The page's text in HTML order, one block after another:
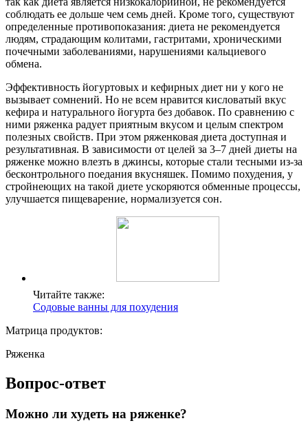
соблюдать ее дольше чем семь дней. Кроме того, существуют
определенные противопоказания: диета не рекомендуется
людям, страдающим колитами, гастритами, хроническими
почечными заболеваниями, нарушениями кальциевого
обмена.
Эффективность йогуртовых и кефирных диет ни у кого не
вызывает сомнений. Но не всем нравится кисловатый вкус
кефира и натурального йогурта без добавок. По сравнению с
ними ряженка радует приятным вкусом и целым спектром
полезных свойств. При этом ряженковая диета доступная и
результативная. В зависимости от целей за 3–7 дней диеты на
ряженке можно влезть в джинсы, которые стали тесными из-за
бесконтрольного поедания вкусняшек. Помимо похудения, у
стройнеющих на такой диете ускоряются обменные процессы,
улучшается пищеварение, нормализуется сон.
Читайте также:
Содовые ванны для похудения
Матрица продуктов:
Ряженка
Вопрос-ответ
Можно ли худеть на ряженке?